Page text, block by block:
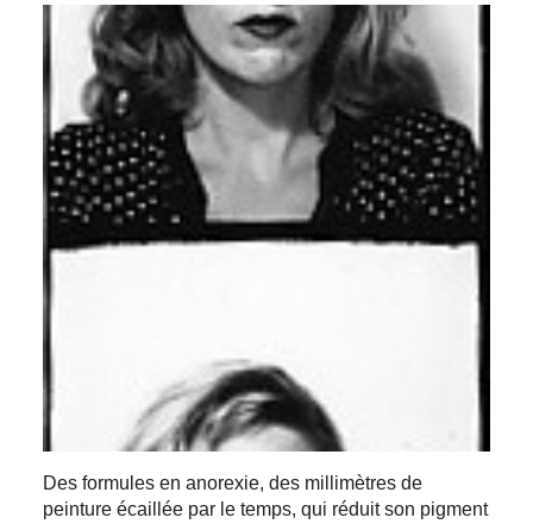
Des formules en anorexie, des millimètres de
peinture écaillée par le temps, qui réduit son pigment